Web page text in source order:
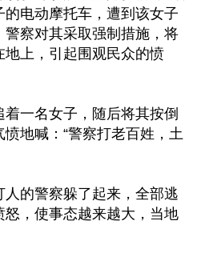
电动摩托车，遭到该女子
察对其采取强制措施，将
上，引起围观民众的愤
一名女子，随后将其按倒
地喊：“警察打老百姓，土
的警察躲了起来，全部逃
怒，使事态越来越大，当地